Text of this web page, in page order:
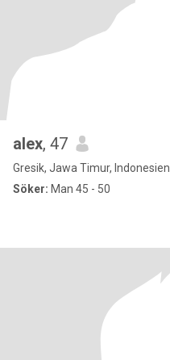
alex, 47
Gresik, Jawa Timur, Indonesien
Söker: Man 45 - 50